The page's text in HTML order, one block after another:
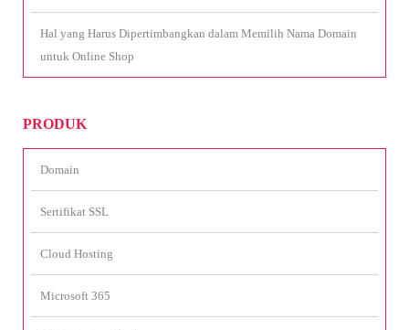
Hal yang Harus Dipertimbangkan dalam Memilih Nama Domain
untuk Online Shop
PRODUK
Domain
Sertifikat SSL
Cloud Hosting
Microsoft 365